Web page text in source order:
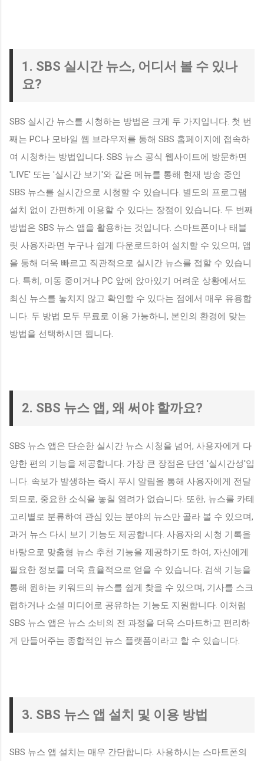
1. SBS 실시간 뉴스, 어디서 볼 수 있나
요?
SBS 실시간 뉴스를 시청하는 방법은 크게 두 가지입니다. 첫 번
째는 PC나 모바일 웹 브라우저를 통해 SBS 홈페이지에 접속하
여 시청하는 방법입니다. SBS 뉴스 공식 웹사이트에 방문하면
'LIVE' 또는 '실시간 보기'와 같은 메뉴를 통해 현재 방송 중인
SBS 뉴스를 실시간으로 시청할 수 있습니다. 별도의 프로그램
설치 없이 간편하게 이용할 수 있다는 장점이 있습니다. 두 번째
방법은 SBS 뉴스 앱을 활용하는 것입니다. 스마트폰이나 태블
릿 사용자라면 누구나 쉽게 다운로드하여 설치할 수 있으며, 앱
을 통해 더욱 빠르고 직관적으로 실시간 뉴스를 접할 수 있습니
다. 특히, 이동 중이거나 PC 앞에 앉아있기 어려운 상황에서도
최신 뉴스를 놓치지 않고 확인할 수 있다는 점에서 매우 유용합
니다. 두 방법 모두 무료로 이용 가능하니, 본인의 환경에 맞는
방법을 선택하시면 됩니다.
2. SBS 뉴스 앱, 왜 써야 할까요?
SBS 뉴스 앱은 단순한 실시간 뉴스 시청을 넘어, 사용자에게 다
양한 편의 기능을 제공합니다. 가장 큰 장점은 단연 '실시간성'입
니다. 속보가 발생하는 즉시 푸시 알림을 통해 사용자에게 전달
되므로, 중요한 소식을 놓칠 염려가 없습니다. 또한, 뉴스를 카테
고리별로 분류하여 관심 있는 분야의 뉴스만 골라 볼 수 있으며,
과거 뉴스 다시 보기 기능도 제공합니다. 사용자의 시청 기록을
바탕으로 맞춤형 뉴스 추천 기능을 제공하기도 하여, 자신에게
필요한 정보를 더욱 효율적으로 얻을 수 있습니다. 검색 기능을
통해 원하는 키워드의 뉴스를 쉽게 찾을 수 있으며, 기사를 스크
랩하거나 소셜 미디어로 공유하는 기능도 지원합니다. 이처럼
SBS 뉴스 앱은 뉴스 소비의 전 과정을 더욱 스마트하고 편리하
게 만들어주는 종합적인 뉴스 플랫폼이라고 할 수 있습니다.
3. SBS 뉴스 앱 설치 및 이용 방법
SBS 뉴스 앱 설치는 매우 간단합니다. 사용하시는 스마트폰의